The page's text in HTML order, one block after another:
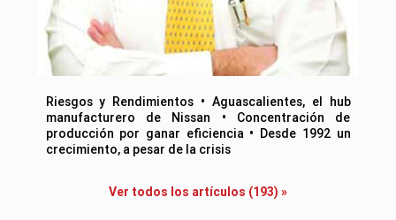
Riesgos y Rendimientos • Aguascalientes, el hub
manufacturero de Nissan • Concentración de
producción por ganar eficiencia • Desde 1992 un
crecimiento, a pesar de la crisis
Ver todos los artículos (193) »